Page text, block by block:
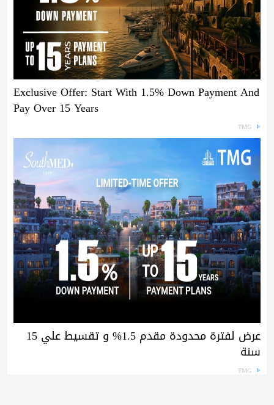
Exclusive Offer: Start With 1.5% Down Payment And
Pay Over 15 Years
TMG
عرض لفترة محدودة مقدم 1.5% و تقسيط علي 15
سنة
TMG